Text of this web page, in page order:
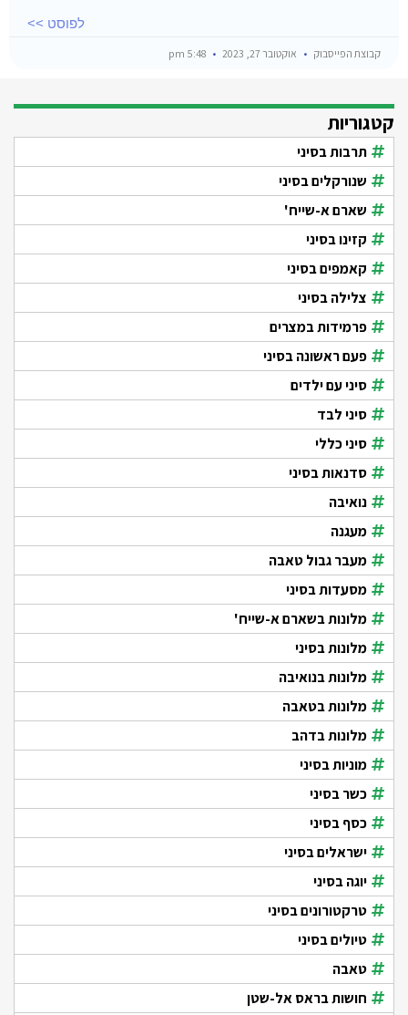
לפוסט >>
קבוצת הפייסבוק אוקטובר 27, 2023
קטגוריות
תרבות בסיני
שנורקלים בסיני
שארם א-שייח'
קזינו בסיני
קאמפים בסיני
צלילה בסיני
פרמידות במצרים
פעם ראשונה בסיני
סיני עם ילדים
סיני לבד
סיני כללי
סדנאות בסיני
נואיבה
מעגנה
מעבר גבול טאבה
מסעדות בסיני
מלונות בשארם א-שייח'
מלונות בסיני
מלונות בנואיבה
מלונות בטאבה
מלונות בדהב
מוניות בסיני
כשר בסיני
כסף בסיני
ישראלים בסיני
יוגה בסיני
טרקטורונים בסיני
טיולים בסיני
טאבה
חושות בראס אל-שטן